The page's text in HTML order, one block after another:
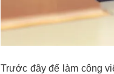
Trước đây để làm công